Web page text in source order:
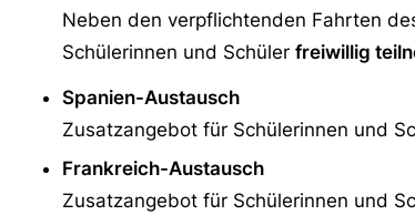
Neben den verpflichtenden Fahrten
Schülerinnen und Schüler freiwillig
Spanien-Austausch
Zusatzangebot für Schülerinnen und
Frankreich-Austausch
Zusatzangebot für Schülerinnen und